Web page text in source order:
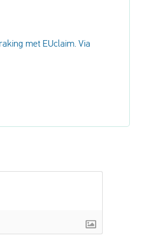
met EUclaim. Via